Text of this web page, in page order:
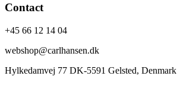
Contact
+45 66 12 14 04
webshop@carlhansen.dk
Hylkedamvej 77 DK-5591 Gelsted, Denmark